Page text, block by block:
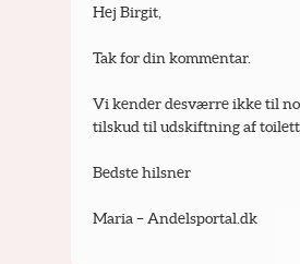
Hej Birgit,
Tak for din kommentar.
Vi kender desværre ikke til
tilskud til udskiftning af
Bedste hilsner
Maria – Andelsportal.dk